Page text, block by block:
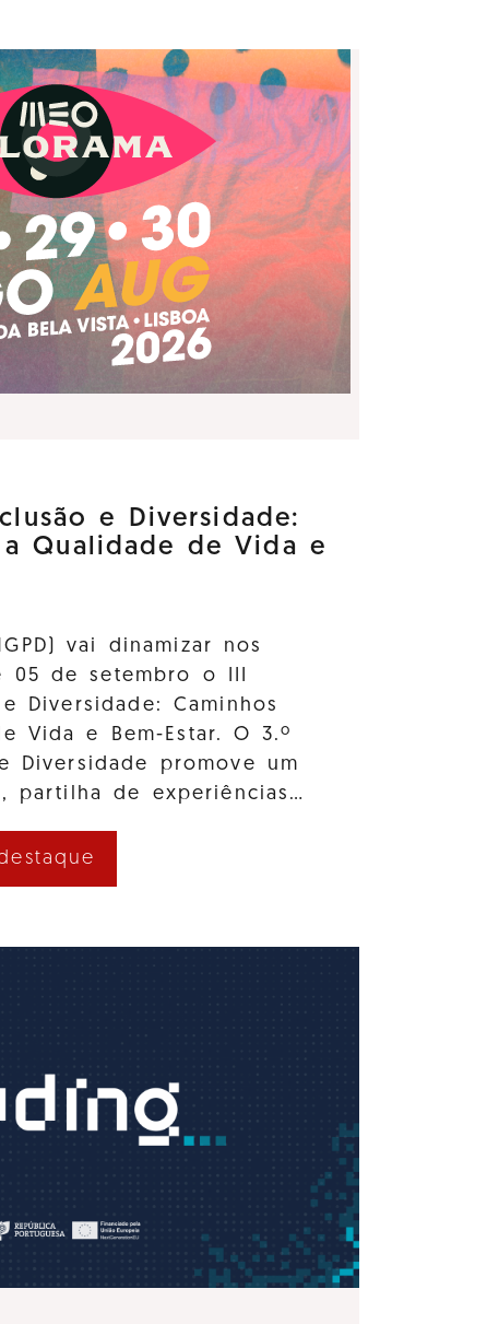
e Diversidade:
a Qualidade de Vida e
vai dinamizar nos
05 de setembro o III
Diversidade: Caminhos
Vida e Bem-Estar. O 3.º
Diversidade promove um
partilha de experiências…